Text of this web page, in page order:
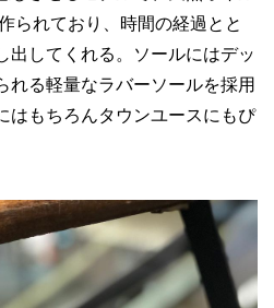
られており、時間の経過とと
出してくれる。ソールにはデッ
れる軽量なラバーソールを採用
はもちろんタウンユースにもぴ